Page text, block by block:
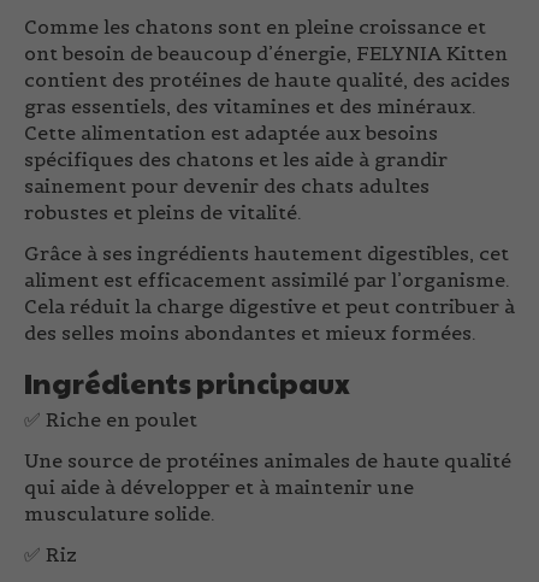
Comme les chatons sont en pleine croissance et
ont besoin de beaucoup d’énergie, FELYNIA Kitten
contient des protéines de haute qualité, des acides
gras essentiels, des vitamines et des minéraux.
Cette alimentation est adaptée aux besoins
spécifiques des chatons et les aide à grandir
sainement pour devenir des chats adultes
robustes et pleins de vitalité.
Grâce à ses ingrédients hautement digestibles, cet
aliment est efficacement assimilé par l’organisme.
Cela réduit la charge digestive et peut contribuer à
des selles moins abondantes et mieux formées.
Ingrédients principaux
✅ Riche en poulet
Une source de protéines animales de haute qualité
qui aide à développer et à maintenir une
musculature solide.
✅ Riz